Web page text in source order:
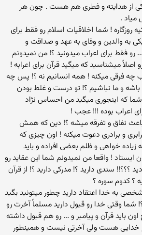
از هدایته و فطری هم هست . چون هر
میاد .
روزگاره ! شما اخلاقیات اسلام رو فقط برای
به والدین و وفای به عهد و صداقت و
رو فقط برای اعراب میدونید ؟! من نمیدونم
اصلاً میشناسید که میگید قرآن برای اعرابه !
چه فرقی میکنه ! همه انسانیم نه ؟! پس چه
و ما نباشیم ؟! تو درست و غلط بودن
شما که اینجوری میگید من احساس نژاد
اعراب بوده !!! عجب !
نفاق و تفرقه میشه ؟! دین که همش
و برادری دعوت میکنه ! اون چیزی که
خواهی و ظلم بعضی افراده و باید
ایستاد ! واقعا من نمیدونم شما این عقاید رو
؟؟؟!! سندی دارید ؟! مدرکی دارید ؟! از قرآن
؟ کدوم سوره ؟
به خدا اعتقاد دارید چطور میتونید بگید
شما وقتی خدا رو قبول دارید مسلماً آخرت رو
باید قرآن و پیامبر و ... رو هم قبول داشته
خدایی هست ولی آخرتی نیست و همینطور